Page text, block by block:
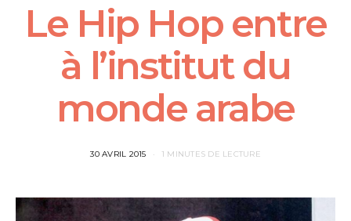
Le Hip Hop entre
à l’institut du
monde arabe
30 AVRIL 2015 1 MINUTES DE LECTURE